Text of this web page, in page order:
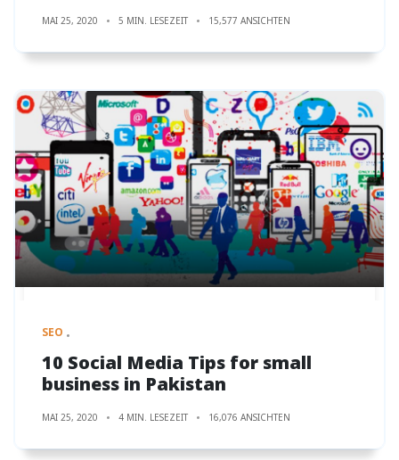
MAI 25, 2020 5 MIN. LESEZEIT 15,577 ANSICHTEN
SEO
10 Social Media Tips for small
business in Pakistan
MAI 25, 2020 4 MIN. LESEZEIT 16,076 ANSICHTEN